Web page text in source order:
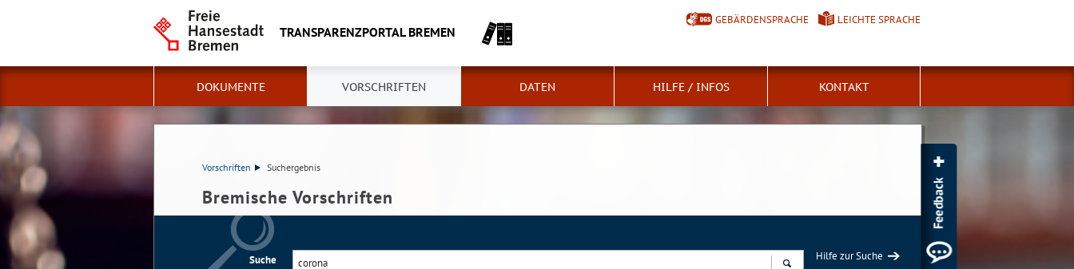
TRANSPARENZPORTAL BREMEN
GEBÄRDENSPRACHE LEICHTE SPRACHE
DOKUMENTE VORSCHRIFTEN DATEN HILFE / INFOS KONTAKT
Vorschriften Suchergebnis
Bremische Vorschriften
Suche
Hilfe zur Suche